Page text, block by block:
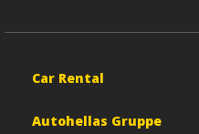
Car Rental
Autohellas Gruppe